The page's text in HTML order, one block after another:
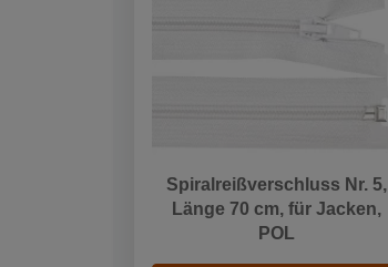
Spiralreißverschluss Nr. 5,
Länge 70 cm, für Jacken,
POL